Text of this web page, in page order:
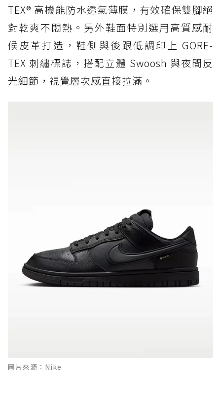
TEX® 高機能防水透氣薄膜，有效確保雙腳絕
對乾爽不悶熱。另外鞋面特別選用高質感耐
候皮革打造，鞋側與後跟低調印上 GORE-
TEX 刺繡標誌，搭配立體 Swoosh 與夜間反
光細節，視覺層次感直接拉滿。
圖片來源：Nike